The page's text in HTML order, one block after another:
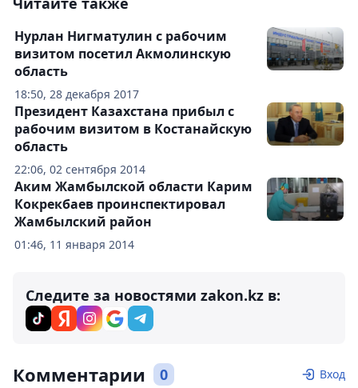
18:50, 28 декабря 2017
Нурлан Нигматулин с рабочим
визитом посетил Акмолинскую
область
22:06, 02 сентября 2014
Президент Казахстана прибыл с
рабочим визитом в Костанайскую
область
01:46, 11 января 2014
Аким Жамбылской области Карим
Кокрекбаев проинспектировал
Жамбылский район
Следите за новостями zakon.kz в:
Комментарии 0 Вход